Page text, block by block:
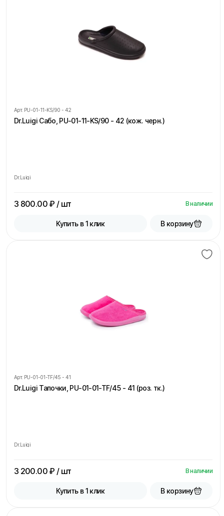
Арт. PU-01-11-KS/90 - 42
Dr.Luigi Сабо, PU-01-11-KS/90 - 42 (кож. черн.)
Dr.Luigi
3 800.00₽ / шт В наличии
Купить в 1 клик В корзину
Арт. PU-01-01-TF/45 - 41
Dr.Luigi Тапочки, PU-01-01-TF/45 - 41 (роз. тк.)
Dr.Luigi
3 200.00₽ / шт В наличии
Купить в 1 клик В корзину